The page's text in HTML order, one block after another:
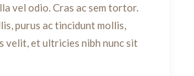
vel odio. Cras ac sem tortor.
purus ac tincidunt mollis,
velit, et ultricies nibh nunc sit